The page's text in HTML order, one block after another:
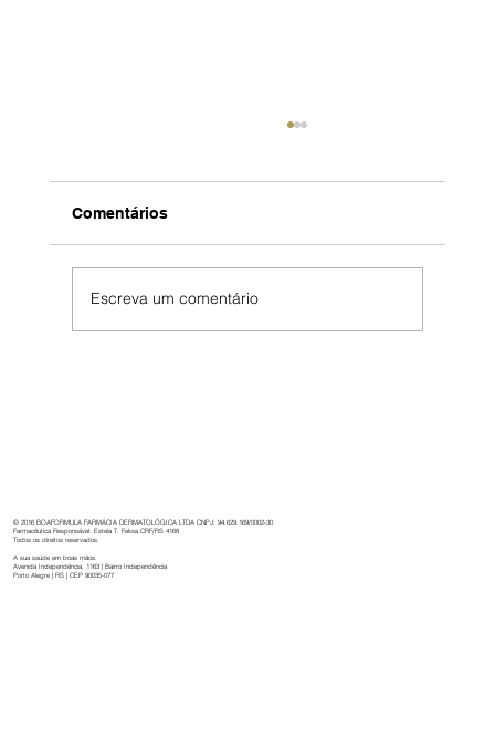
Comentários
Escreva um comentário
© 2016 BOAFORMULA FARMÁCIA DERMATOLÓGICA LTDA CNPJ: 94.629.169/0002-30
Farmacêutica Responsável: Estela T. Feksa CRF/RS 4168
Todos os direitos reservados.
A sua saúde em boas mãos.
Avenida Independência, 1163 | Bairro Independência
Porto Alegre | RS | CEP 90035-077